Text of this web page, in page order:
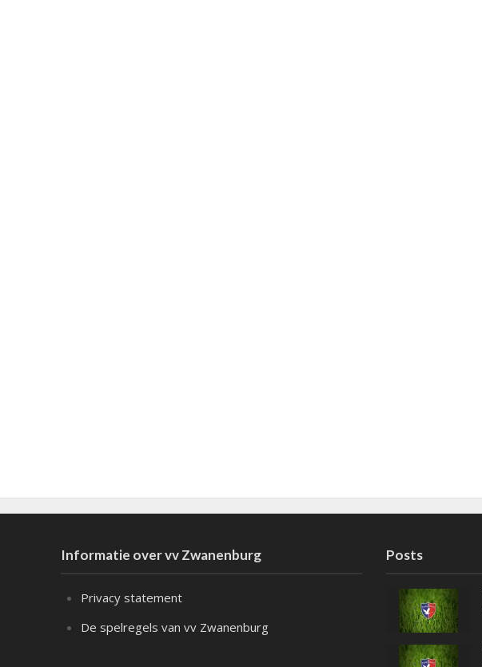
Informatie over vv Zwanenburg
Privacy statement
De spelregels van vv Zwanenburg
Posts